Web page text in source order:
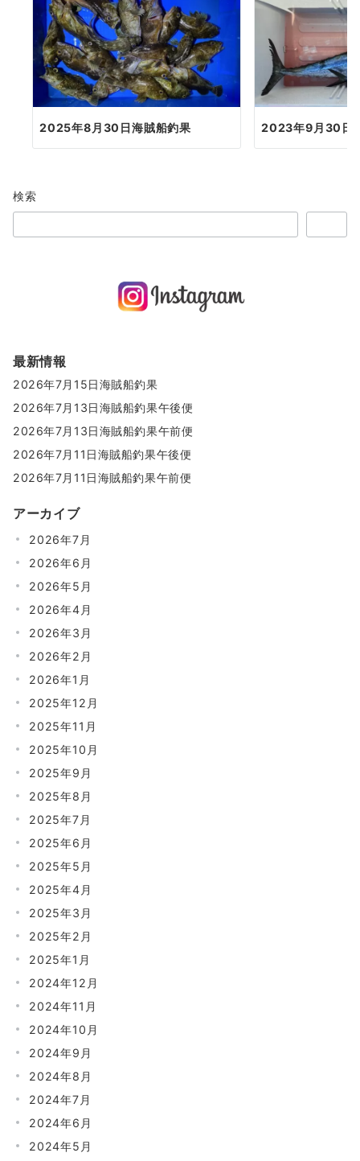
2025年8月30日海賊船釣果 2023年9月30日
検索
最新情報
2026年7月15日海賊船釣果
2026年7月13日海賊船釣果午後便
2026年7月13日海賊船釣果午前便
2026年7月11日海賊船釣果午後便
2026年7月11日海賊船釣果午前便
アーカイブ
2026年7月
2026年6月
2026年5月
2026年4月
2026年3月
2026年2月
2026年1月
2025年12月
2025年11月
2025年10月
2025年9月
2025年8月
2025年7月
2025年6月
2025年5月
2025年4月
2025年3月
2025年2月
2025年1月
2024年12月
2024年11月
2024年10月
2024年9月
2024年8月
2024年7月
2024年6月
2024年5月